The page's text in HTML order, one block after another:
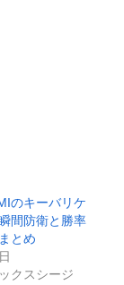
のキーバリケ
間防衛と勝率
とめ
クスシージ